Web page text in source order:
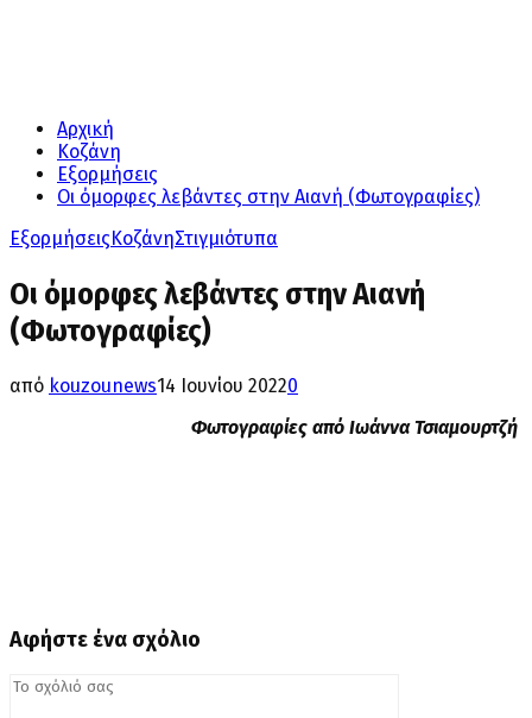
Αρχική
Κοζάνη
Εξορμήσεις
Οι όμορφες λεβάντες στην Αιανή (Φωτογραφίες)
ΕξορμήσειςΚοζάνηΣτιγμιότυπα
Οι όμορφες λεβάντες στην Αιανή
(Φωτογραφίες)
από kouzounews14 Ιουνίου 20220
Φωτογραφίες από Ιωάννα Τσιαμουρτζή
Αφήστε ένα σχόλιο